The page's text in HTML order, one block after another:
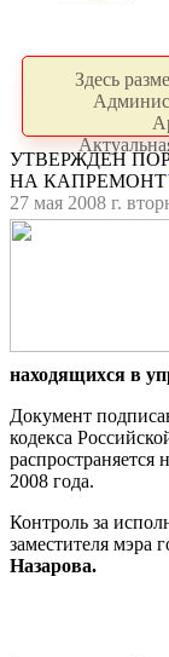
Здесь
УТВЕРЖДЕН
НА
27 мая 2008 г.
находящихся в
Документ
кодекса
2008 года.
Контроль за
заместителя мэра
Назарова.